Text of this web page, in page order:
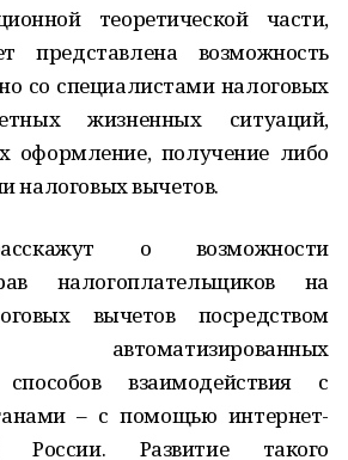
теоретической части,
представлена возможность
со специалистами налоговых
жизненных ситуаций,
оформление, получение либо
налоговых вычетов.
о возможности
налогоплательщиков на
вычетов посредством
автоматизированных
способов взаимодействия с
– с помощью интернет-
России. Развитие такого